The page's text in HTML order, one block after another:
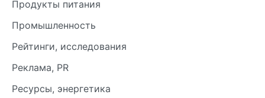
Продукты питания
Промышленность
Рейтинги, исследования
Реклама, PR
Ресурсы, энергетика